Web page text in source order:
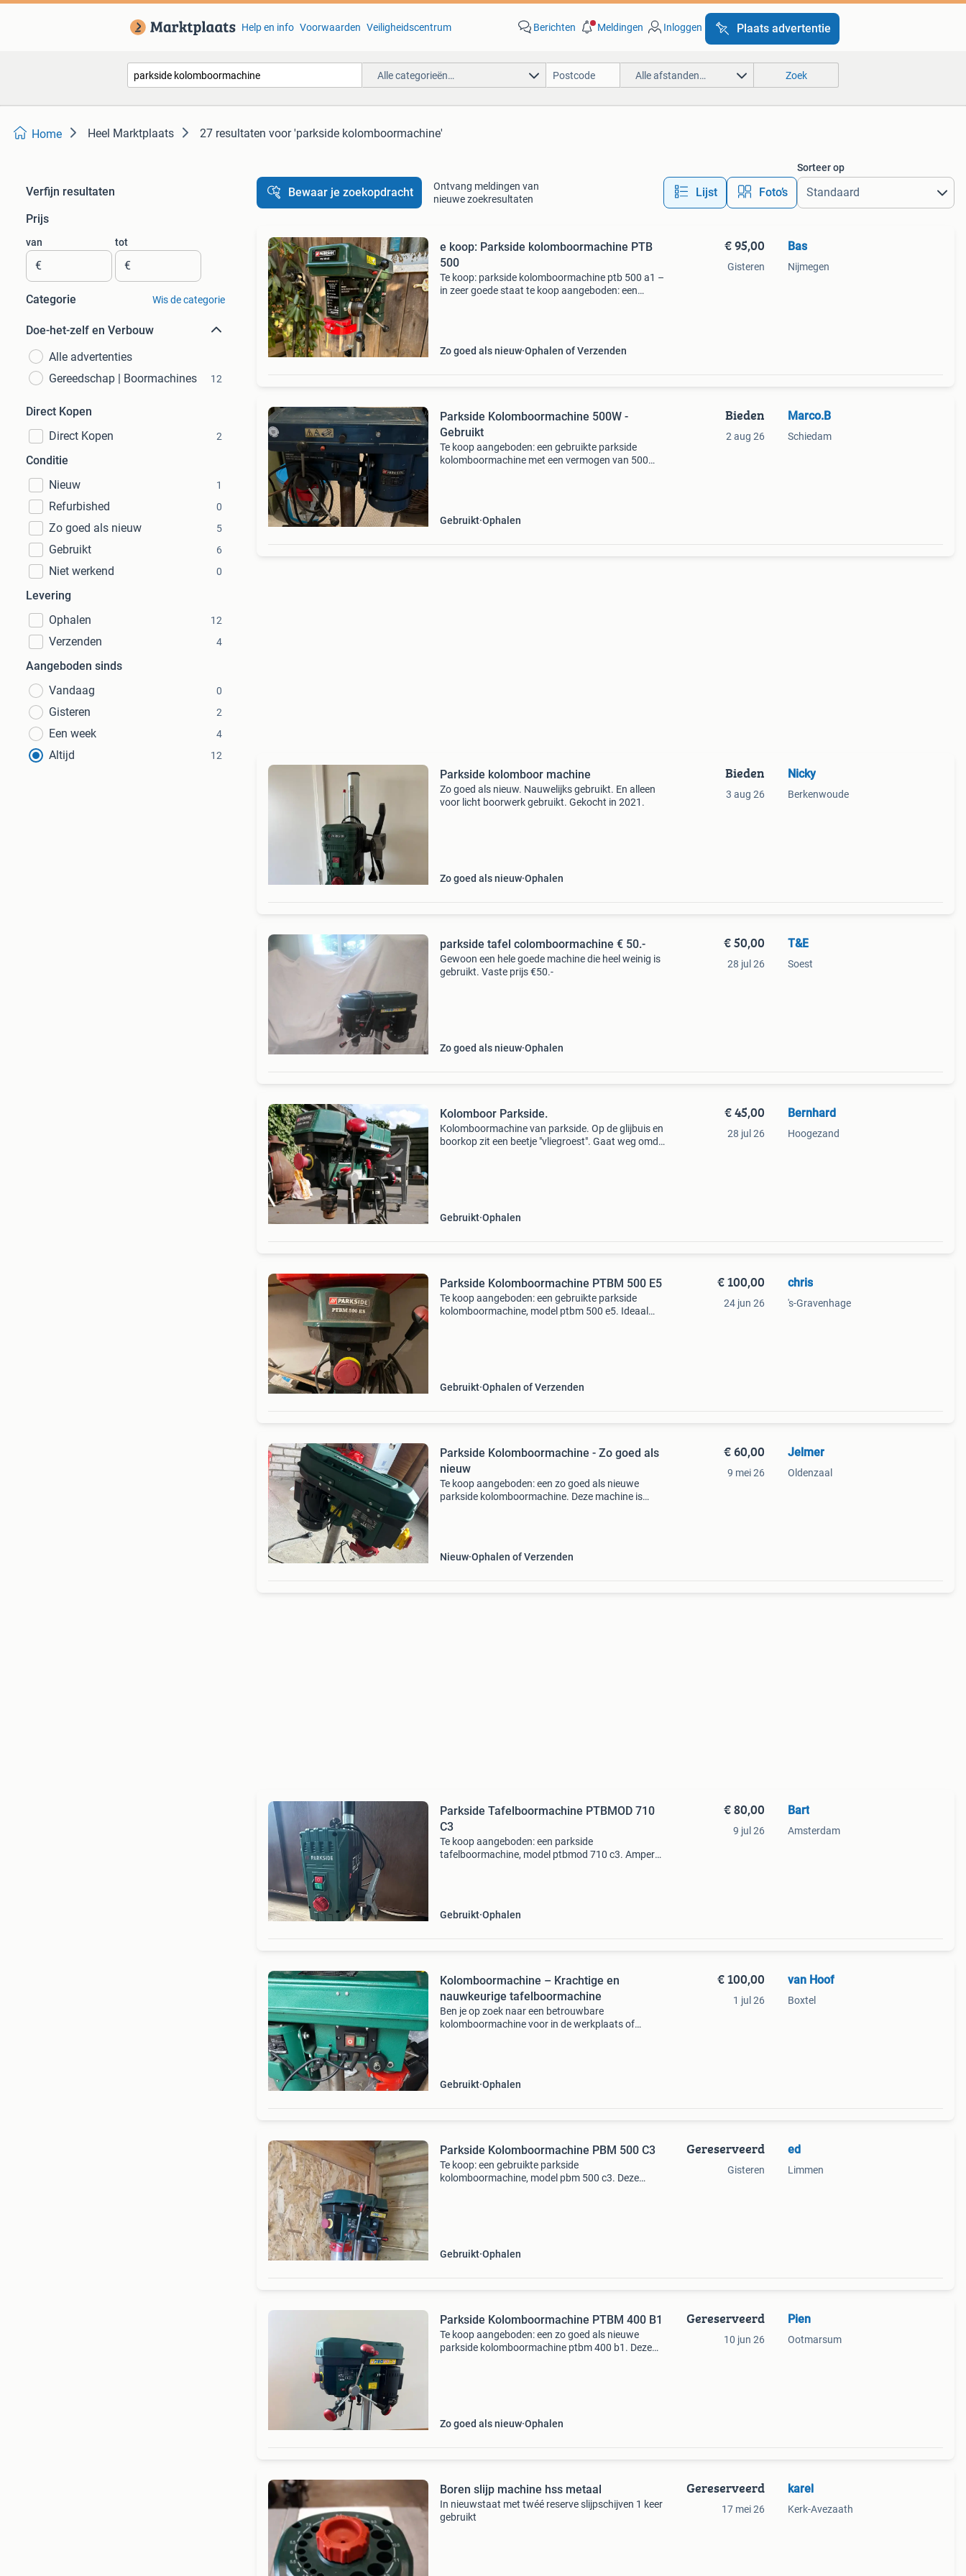
Help en info Voorwaarden Veiligheidscentrum Berichten Meldingen Inloggen Plaats advertentie
Alle categorieën… Alle afstanden… Zoek
Home Heel Marktplaats 27 resultaten voor 'parkside kolomboormachine'
Verfijn resultaten
Prijs
van
€
tot
€
Categorie Wis de categorie
Doe-het-zelf en Verbouw
Alle advertenties
Gereedschap | Boormachines
12
Direct Kopen
Direct Kopen
2
Conditie
Nieuw
1
Refurbished 0
Zo goed als nieuw 5
Gebruikt 6
Niet werkend 0
Levering
Ophalen
12
Verzenden 4
Aangeboden sinds
Vandaag
0
Gisteren 2
Een week 4
Altijd 12
Bewaar je zoekopdracht
Ontvang meldingen van
nieuwe zoekresultaten
Lijst Foto’s
Sorteer op
e koop: Parkside kolomboormachine PTB
500
Te koop: parkside kolomboormachine ptb 500 a1 –
in zeer goede staat te koop aangeboden: een
Zo goed als nieuw Ophalen of Verzenden
€ 95,00
Gisteren
Bas
Nijmegen
Parkside Kolomboormachine 500W -
Gebruikt
Te koop aangeboden: een gebruikte parkside
kolomboormachine met een vermogen van 500
Gebruikt Ophalen
Bieden
2 aug 26
Marco.B
Schiedam
Parkside kolomboor machine
Zo goed als nieuw. Nauwelijks gebruikt. En alleen
voor licht boorwerk gebruikt. Gekocht in 2021.
Zo goed als nieuw Ophalen
Bieden
3 aug 26
Nicky
Berkenwoude
parkside tafel colomboormachine € 50.-
Gewoon een hele goede machine die heel weinig is
gebruikt. Vaste prijs €50.-
Zo goed als nieuw Ophalen
€ 50,00
28 jul 26
T&E
Soest
Kolomboor Parkside.
Kolomboormachine van parkside. Op de glijbuis en
boorkop zit een beetje "vliegroest". Gaat weg omdat
Gebruikt Ophalen
€ 45,00
28 jul 26
Bernhard
Hoogezand
Parkside Kolomboormachine PTBM 500 E5
Te koop aangeboden: een gebruikte parkside
kolomboormachine, model ptbm 500 e5. Ideaal
Gebruikt Ophalen of Verzenden
€ 100,00
24 jun 26
chris
's-Gravenhage
Parkside Kolomboormachine - Zo goed als
nieuw
Te koop aangeboden: een zo goed als nieuwe
parkside kolomboormachine. Deze machine is
Nieuw Ophalen of Verzenden
€ 60,00
9 mei 26
Jelmer
Oldenzaal
Parkside Tafelboormachine PTBMOD 710
C3
Te koop aangeboden: een parkside
tafelboormachine, model ptbmod 710 c3. Amper
Gebruikt Ophalen
€ 80,00
9 jul 26
Bart
Amsterdam
Kolomboormachine – Krachtige en
nauwkeurige tafelboormachine
Ben je op zoek naar een betrouwbare
kolomboormachine voor in de werkplaats of
Gebruikt Ophalen
€ 100,00
1 jul 26
van Hoof
Boxtel
Parkside Kolomboormachine PBM 500 C3
Te koop: een gebruikte parkside
kolomboormachine, model pbm 500 c3. Deze
Gebruikt Ophalen
Gereserveerd
Gisteren
ed
Limmen
Parkside Kolomboormachine PTBM 400 B1
Te koop aangeboden: een zo goed als nieuwe
parkside kolomboormachine ptbm 400 b1. Deze
Zo goed als nieuw Ophalen
Gereserveerd
10 jun 26
Pien
Ootmarsum
Boren slijp machine hss metaal
In nieuwstaat met twéé reserve slijpschijven 1 keer
gebruikt
Gereserveerd
17 mei 26
karel
Kerk-Avezaath